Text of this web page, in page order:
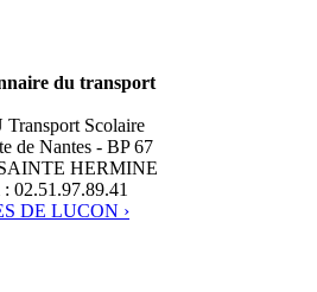
du transport
Transport Scolaire
de Nantes - BP 67
HERMINE
02.51.97.89.41
DE LUCON ›